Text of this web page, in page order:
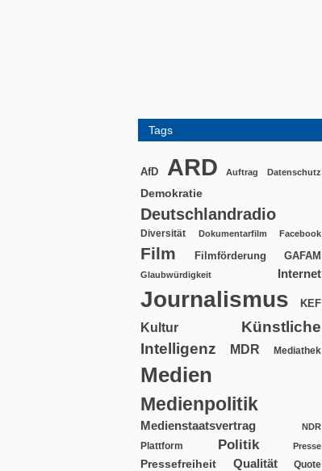
Tags
AfD ARD Auftrag Datenschutz
Demokratie
Deutschlandradio
Diversität Dokumentarfilm Facebook
Film Filmförderung GAFAM
Glaubwürdigkeit Internet
Journalismus KEF
Kultur
Künstliche
Intelligenz
MDR Mediathek
Medien
Medienpolitik
Medienstaatsvertrag NDR
Plattform Politik Presse
Pressefreiheit Qualität Quote